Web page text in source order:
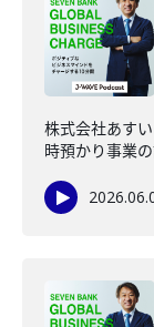
株式会社あす
時預かり事業の